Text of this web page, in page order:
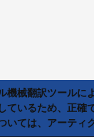
機械翻訳ツール
ているため、正確
いては、アーティ